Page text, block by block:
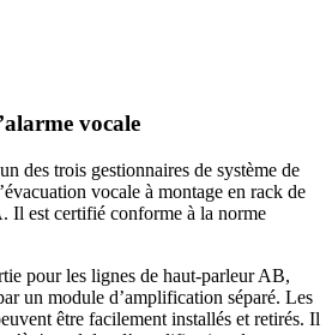
vocale
des trois gestionnaires de système de
vocale à montage en rack de
Il est certifié conforme à la norme
pour les lignes de haut-parleur AB,
un module d’amplification séparé. Les
être facilement installés et retirés. Il